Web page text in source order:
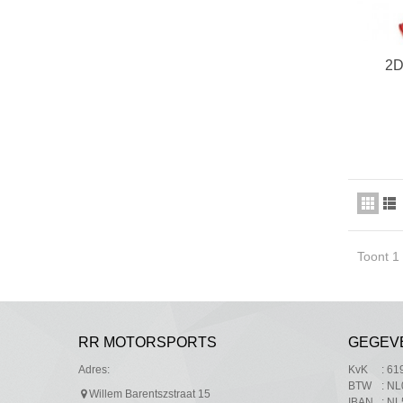
Toont
RR MOTORSPORTS
Adres:
Willem Barentszstraat 15
KvK
:
BTW
: